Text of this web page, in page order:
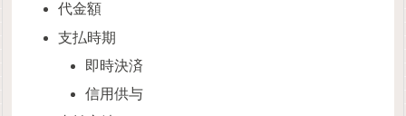
代金額
支払時期
即時決済
信用供与